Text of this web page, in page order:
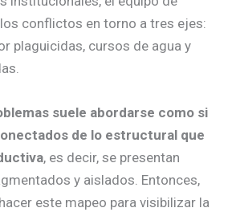
conflictos en torno a tres ejes:
plaguicidas, cursos de agua y
suele abordarse como si
de lo estructural que
, es decir, se presentan
y aislados. Entonces,
este mapeo para visibilizar la